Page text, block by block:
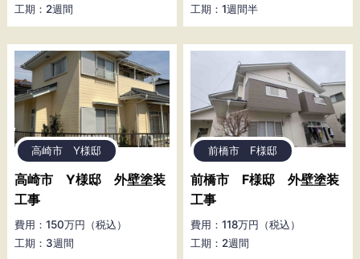
工期：2週間
工期：1週間半
高崎市 Y様邸
高崎市 Y様邸 外壁塗装
工事
費用：150万円（税込）
工期：3週間
前橋市 F様邸
前橋市 F様邸 外壁塗装
工事
費用：118万円（税込）
工期：2週間